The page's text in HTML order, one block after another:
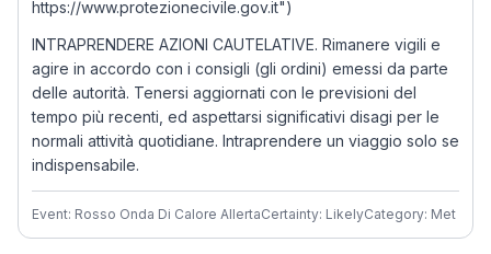
https://www.protezionecivile.gov.it")
INTRAPRENDERE AZIONI CAUTELATIVE. Rimanere vigili e
agire in accordo con i consigli (gli ordini) emessi da parte
delle autorità. Tenersi aggiornati con le previsioni del
tempo più recenti, ed aspettarsi significativi disagi per le
normali attività quotidiane. Intraprendere un viaggio solo se
indispensabile.
Event: Rosso Onda Di Calore AllertaCertainty: LikelyCategory: Met